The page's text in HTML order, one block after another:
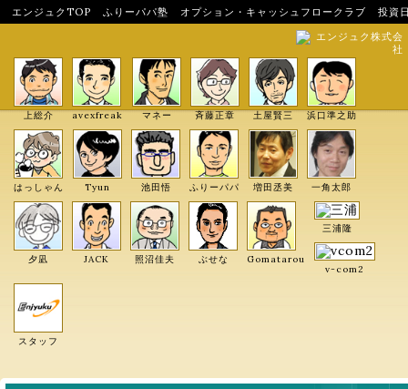
エンジュクTOP ふりーパパ塾 オプション・キャッシュフロークラブ
投資
エンジュク株式会
社
上総介 avexfreak マネー 斉藤正章 土屋賢三 浜口準之助
はっしゃん Tyun 池田悟 ふりーパパ 増田丞美 一角太郎
夕凪 JACK 照沼佳夫 ぶせな Gomatarou
三浦隆
v-com2
スタッフ